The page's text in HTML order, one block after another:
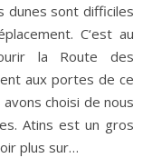
dunes sont difficiles
C‘est au
la Route des
aux portes de ce
choisi de nous
Atins est un gros
plus sur…